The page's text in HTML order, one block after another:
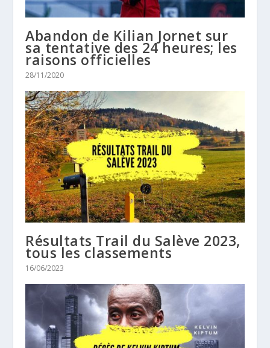
Abandon de Kilian Jornet sur
sa tentative des 24 heures; les
raisons officielles
28/11/2020
Résultats Trail du Salève 2023,
tous les classements
16/06/2023